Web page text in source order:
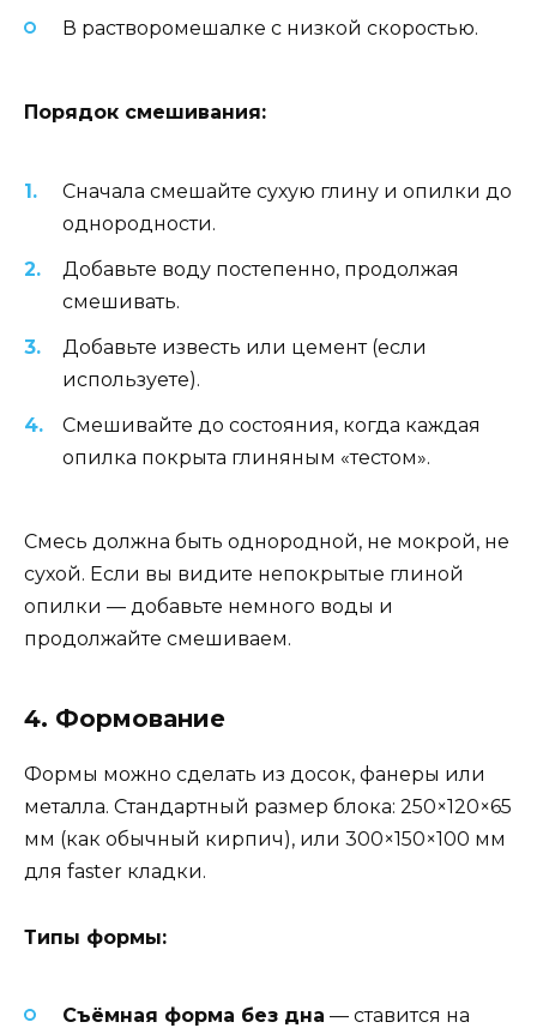
В растворомешалке с низкой скоростью.
Порядок смешивания:
Сначала смешайте сухую глину и опилки до
однородности.
Добавьте воду постепенно, продолжая
смешивать.
Добавьте известь или цемент (если
используете).
Смешивайте до состояния, когда каждая
опилка покрыта глиняным «тестом».
Смесь должна быть однородной, не мокрой, не
сухой. Если вы видите непокрытые глиной
опилки — добавьте немного воды и
продолжайте смешиваем.
4. Формование
Формы можно сделать из досок, фанеры или
металла. Стандартный размер блока: 250×120×65
мм (как обычный кирпич), или 300×150×100 мм
для faster кладки.
Типы формы:
Съёмная форма без дна — ставится на